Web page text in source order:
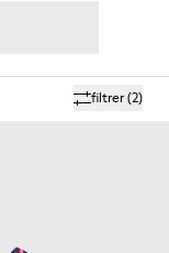
filtrer(2)